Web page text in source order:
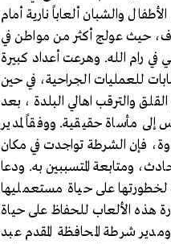
والشبان ألعاباً نارية أمام
حيث عولج أكثر من مواطن في
مجمع فلسطين الطبي في رام الله. وهرعت أعداد كبيرة
للعمليات الجراحية، في حين
والترقب اهالي البلدة ، بعد
مأساة حقيقية. ووفقاً لمدير
فإن الشرطة تواجدت في مكان
ومتابعة المتسببين به. ودعا
لخطورتها على حياة مستعمليها
هذه الألعاب للحفاظ على حياة
شرطة المحافظة المقدم عبد